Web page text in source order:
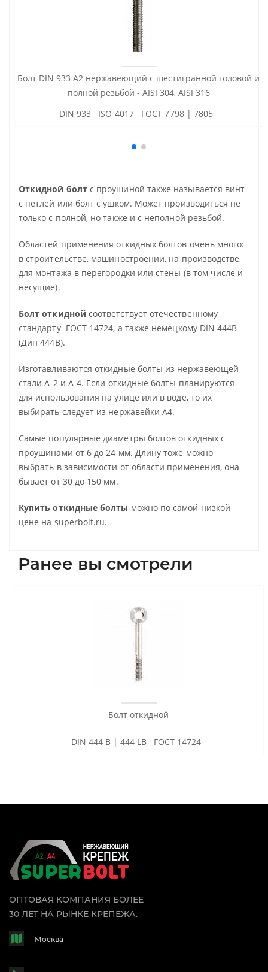
Болт DIN 933 А2 нержавеющий с шестигранной головой и
полной резьбой - AISI 304, AISI 316
DIN 933 ISO 4017 ГОСТ 7798 | 7805
Откидной болтс проушиной также называется винт
с петлей или болт с ушком. Может производиться не
только с полной, но также и с неполной резьбой.
Областей применения откидных болтов очень много:
в строительстве, машиностроении, на производстве,
для монтажа в перегородки или стены (в том числе и
несущие).
Болт откидной соответствует отечественному
стандарту ГОСТ 14724, а также немецкому DIN 444B
(Дин 444В).
Изготавливаются откидные болты из нержавеющей
стали А-2 и А-4. Если откидные болты планируются
для использования на улице или в воде, то их
выбирать следует из нержавейки А4.
Самые популярные диаметры болтов откидных с
проушинами от 6 до 24 мм. Длину тоже можно
выбрать в зависимости от области применения, она
бывает от 30 до 150 мм.
Купить откидные болты можно по самой низкой
цене на superbolt.ru.
Ранее вы смотрели
Болт откидной
DIN 444 B | 444 LB ГОСТ 14724
ОПТОВАЯ КОМПАНИЯ БОЛЕЕ
30 ЛЕТ НА РЫНКЕ КРЕПЕЖА.
Москва